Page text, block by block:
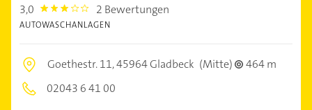
3,0 3.0 2 Bewertungen
AUTOWASCHANLAGEN
Goethestr. 11,45964 Gladbeck (Mitte)
464 m
02043 6 41 00